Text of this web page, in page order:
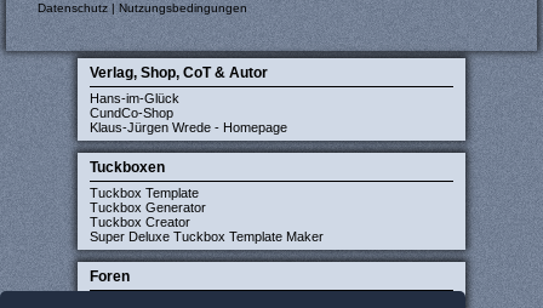
Datenschutz | Nutzungsbedingungen
Verlag, Shop, CoT & Autor
Hans-im-Glück
CundCo-Shop
Klaus-Jürgen Wrede - Homepage
Tuckboxen
Tuckbox Template
Tuckbox Generator
Tuckbox Creator
Super Deluxe Tuckbox Template Maker
Foren